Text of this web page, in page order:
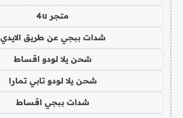
متجر 4u
شدات ببجي عن طريق الايدي
شحن يلا لودو اقساط
شحن يلا لودو تابي تمارا
شدات ببجي اقساط